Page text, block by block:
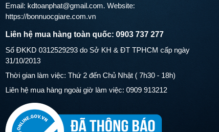
Email: kdtoanphat@gmail.com. Website:
https://bonnuocgiare.com.vn
Liên hệ mua hàng toàn quốc: 0903 737 277
Số ĐKKD 0312529293 do Sở KH & ĐT TPHCM cấp ngày
31/10/2013
Thời gian làm việc: Thứ 2 đến Chủ Nhật ( 7h30 - 18h)
Liên hệ mua hàng ngoài giờ làm việc: 0909 913212